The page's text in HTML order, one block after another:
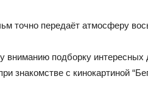
точно передаёт атмосферу
вниманию подборку интересных
знакомстве с кинокартиной